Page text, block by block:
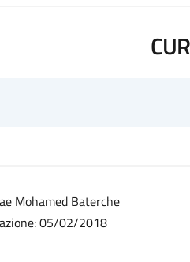
Mohamed Baterche
05/02/2018